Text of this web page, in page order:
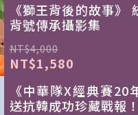
《獅王背後的故事》
背號傳承攝影集
NT$4,000
NT$1,580
《中華隊X經典賽20
送抗韓成功珍藏戰報！